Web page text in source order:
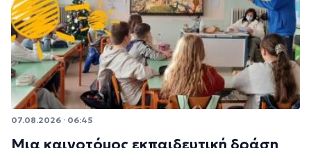
07.08.2026 · 06:45
Μια καινοτόμος εκπαιδευτική δράση